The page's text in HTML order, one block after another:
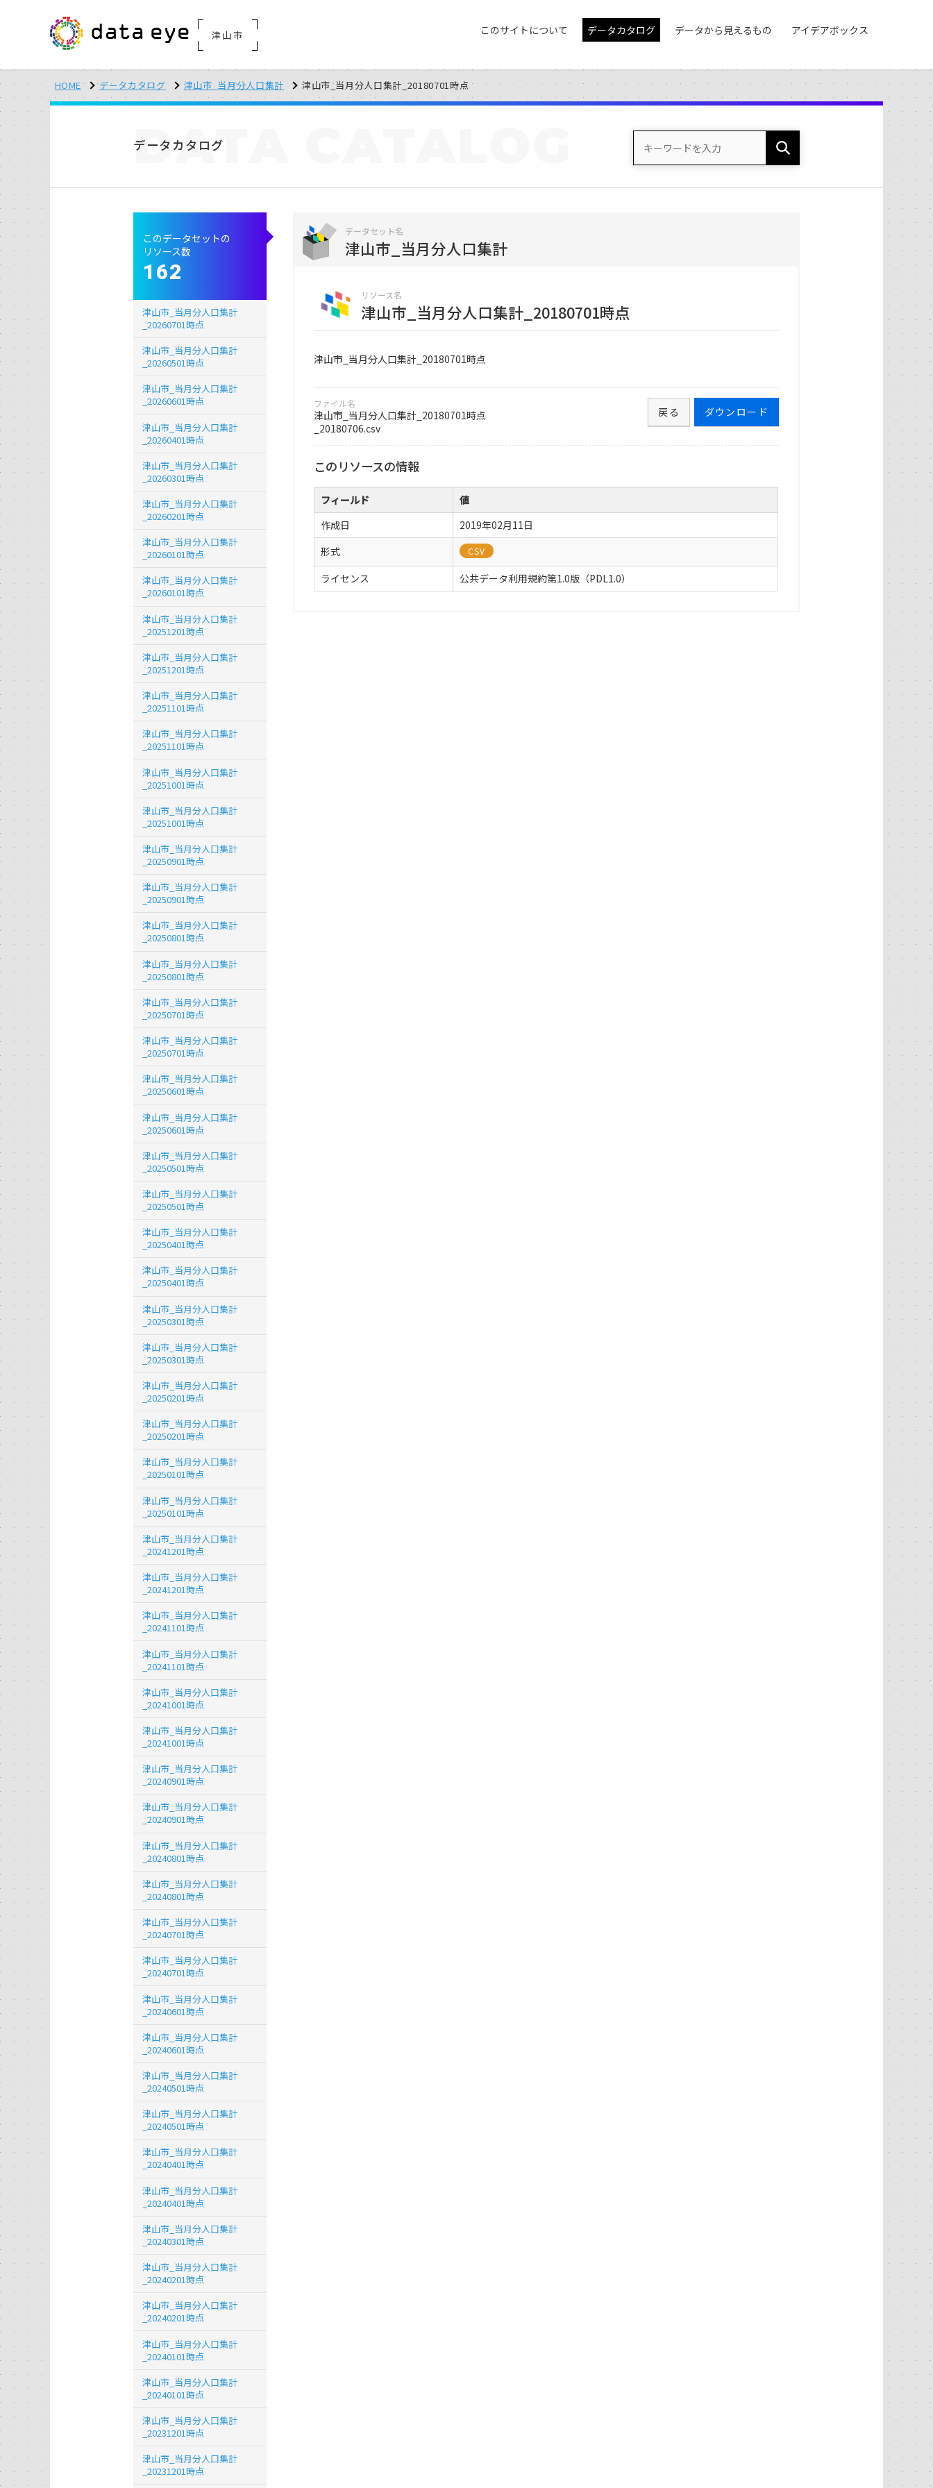
津山市 このサイトについて データカタログ データから見えるもの アイデアボックス
HOME データカタログ 津山市_当月分人口集計 津山市_当月分人口集計_20180701時点
データカタログ
DATA
データセット名
津山市_当月分人口集計
リソース名
津山市_当月分人口集計_20180701時点
津山市_当月分人口集計_20180701時点
ファイル名
津山市_当月分人口集計_20180701時点
_20180706.csv
ダウンロード
戻る
このリソースの情報
フィールド
値
作成日
2019年02月11日
形式
CSV
ライセンス 公共データ利用規約第1.0版（PDL1.0）
このデータセットの
リソース数
162
津山市_当月分人口集計
_20260701時点
津山市_当月分人口集計
_20260501時点
津山市_当月分人口集計
_20260601時点
津山市_当月分人口集計
_20260401時点
津山市_当月分人口集計
_20260301時点
津山市_当月分人口集計
_20260201時点
津山市_当月分人口集計
_20260101時点
津山市_当月分人口集計
_20260101時点
津山市_当月分人口集計
_20251201時点
津山市_当月分人口集計
_20251201時点
津山市_当月分人口集計
_20251101時点
津山市_当月分人口集計
_20251101時点
津山市_当月分人口集計
_20251001時点
津山市_当月分人口集計
_20251001時点
津山市_当月分人口集計
_20250901時点
津山市_当月分人口集計
_20250901時点
津山市_当月分人口集計
_20250801時点
津山市_当月分人口集計
_20250801時点
津山市_当月分人口集計
_20250701時点
津山市_当月分人口集計
_20250701時点
津山市_当月分人口集計
_20250601時点
津山市_当月分人口集計
_20250601時点
津山市_当月分人口集計
_20250501時点
津山市_当月分人口集計
_20250501時点
津山市_当月分人口集計
_20250401時点
津山市_当月分人口集計
_20250401時点
津山市_当月分人口集計
_20250301時点
津山市_当月分人口集計
_20250301時点
津山市_当月分人口集計
_20250201時点
津山市_当月分人口集計
_20250201時点
津山市_当月分人口集計
_20250101時点
津山市_当月分人口集計
_20250101時点
津山市_当月分人口集計
_20241201時点
津山市_当月分人口集計
_20241201時点
津山市_当月分人口集計
_20241101時点
津山市_当月分人口集計
_20241101時点
津山市_当月分人口集計
_20241001時点
津山市_当月分人口集計
_20241001時点
津山市_当月分人口集計
_20240901時点
津山市_当月分人口集計
_20240901時点
津山市_当月分人口集計
_20240801時点
津山市_当月分人口集計
_20240801時点
津山市_当月分人口集計
_20240701時点
津山市_当月分人口集計
_20240701時点
津山市_当月分人口集計
_20240601時点
津山市_当月分人口集計
_20240601時点
津山市_当月分人口集計
_20240501時点
津山市_当月分人口集計
_20240501時点
津山市_当月分人口集計
_20240401時点
津山市_当月分人口集計
_20240401時点
津山市_当月分人口集計
_20240301時点
津山市_当月分人口集計
_20240201時点
津山市_当月分人口集計
_20240201時点
津山市_当月分人口集計
_20240101時点
津山市_当月分人口集計
_20240101時点
津山市_当月分人口集計
_20231201時点
津山市_当月分人口集計
_20231201時点